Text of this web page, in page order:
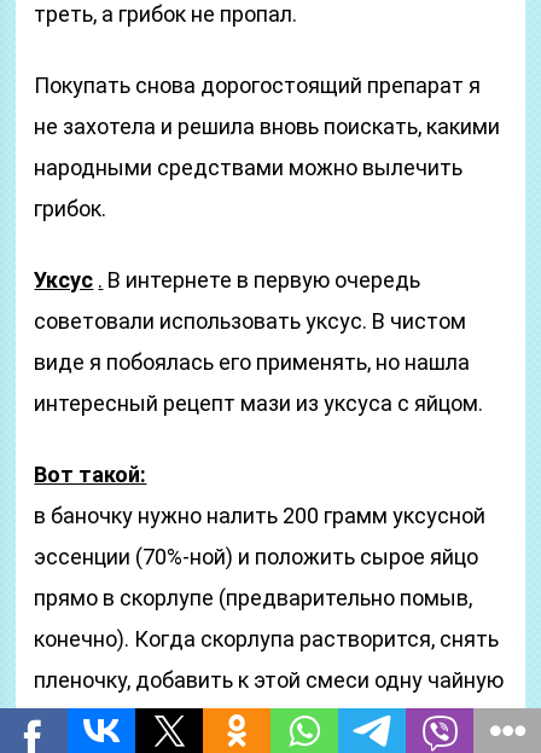
треть, а грибок не пропал.
Покупать снова дорогостоящий препарат я
не захотела и решила вновь поискать, какими
народными средствами можно вылечить
грибок.
Уксус . В интернете в первую очередь
советовали использовать уксус. В чистом
виде я побоялась его применять, но нашла
интересный рецепт мази из уксуса с яйцом.
Вот такой:
в баночку нужно налить 200 грамм уксусной
эссенции (70%-ной) и положить сырое яйцо
прямо в скорлупе (предварительно помыв,
конечно). Когда скорлупа растворится, снять
пленочку, добавить к этой смеси одну чайную
ложку сливочного масла, хорошо вымешать и